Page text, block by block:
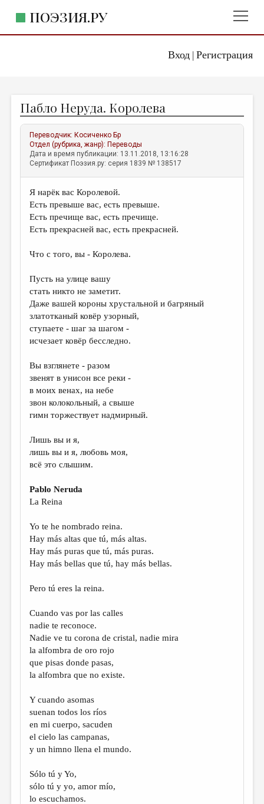
Вход| Регистрация
ПОЭЗИЯ.РУ
ЖАНРЫ
АВТОРЫ
КОММЕНТАРИИ
ЛИТСАЛОН
НОВОСТИ
ПРАВИЛА САЙТА
ИЗБРАННОЕ
ДАЙДЖЕСТ
ПРОИЗВЕДЕНИЯ
ПЕРЕВОДЫ
КОНКУРСЫ
ДЕТСКАЯ КОМНАТА
КНИЖНАЯ ПОЛКА
ОБЗОР ЛИТЕРАТУРЫ
ОБЪЯВЛЕНИЯ
РЕДКОЛЛЕГИЯ
МАЛАЯ ПРОЗА
ЭССЕИСТИКА
КУЛЬТУРОВЕДЕНИЕ
ПУБЛИЦИСТИКА
РЕЦЕНЗИРОВАНИЕ
ЦИКЛЫ ПУБЛИКАЦИЙ
ТРЕДИАКОВСКИЙ
МЕДИА
ВКОНТАКТЕ
Пабло Неруда. Королева
Переводчик: Косиченко Бр
Отдел (рубрика, жанр): Переводы
Дата и время публикации: 13.11.2018, 13:16:28
Сертификат Поэзия.ру: серия 1839 № 138517
Я нарёк вас Королевой.
Есть превыше вас, есть превыше.
Есть пречище вас, есть пречище.
Есть прекрасней вас, есть прекрасней.
Что с того, вы - Королева.
Пусть на улице вашу
стать никто не заметит.
Даже вашей короны хрустальной и багряный
златотканый ковёр узорный,
ступаете - шаг за шагом -
исчезает ковёр бесследно.
Вы взглянете - разом
звенят в унисон все реки -
в моих венах, на небе
звон колокольный, а свыше
гимн торжествует надмирный.
Лишь вы и я,
лишь вы и я, любовь моя,
всё это слышим.
Pablo Neruda
La Reina
Yo te he nombrado reina.
Hay más altas que tú, más altas.
Hay más puras que tú, más puras.
Hay más bellas que tú, hay más bellas.
Pero tú eres la reina.
Cuando vas por las calles
nadie te reconoce.
Nadie ve tu corona de cristal, nadie mira
la alfombra de oro rojo
que pisas donde pasas,
la alfombra que no existe.
Y cuando asomas
suenan todos los ríos
en mi cuerpo, sacuden
el cielo las campanas,
y un himno llena el mundo.
Sólo tú y Yo,
sólo tú y yo, amor mío,
lo escuchamos.